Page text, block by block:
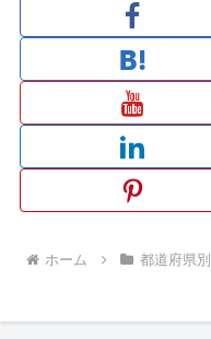
ホーム 都道府県別